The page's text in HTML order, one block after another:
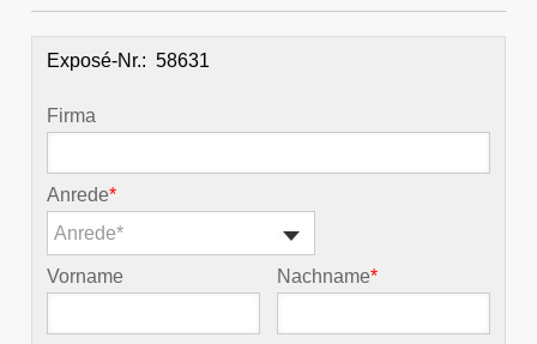
Exposé-Nr.:
Firma
Anrede*
Anrede*
Vorname Nachname*